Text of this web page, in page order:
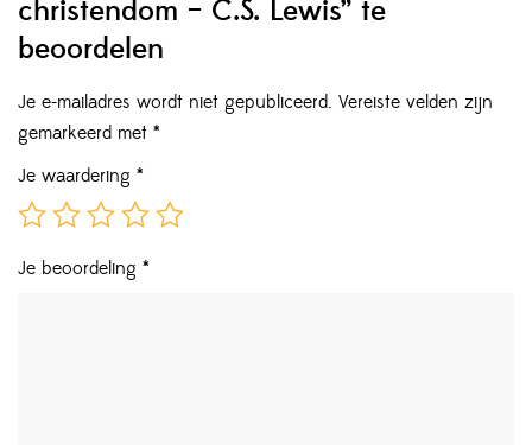
christendom – C.S. Lewis” te
beoordelen
Je e-mailadres wordt niet gepubliceerd. Vereiste velden zijn
gemarkeerd met *
Je waardering *
Je beoordeling *